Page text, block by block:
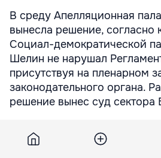
В среду Апелляционная
вынесла решение, согласно
Социал-демократической
Шелин не нарушал
присутствуя на пленарном
законодательного органа.
решение вынес суд сектора